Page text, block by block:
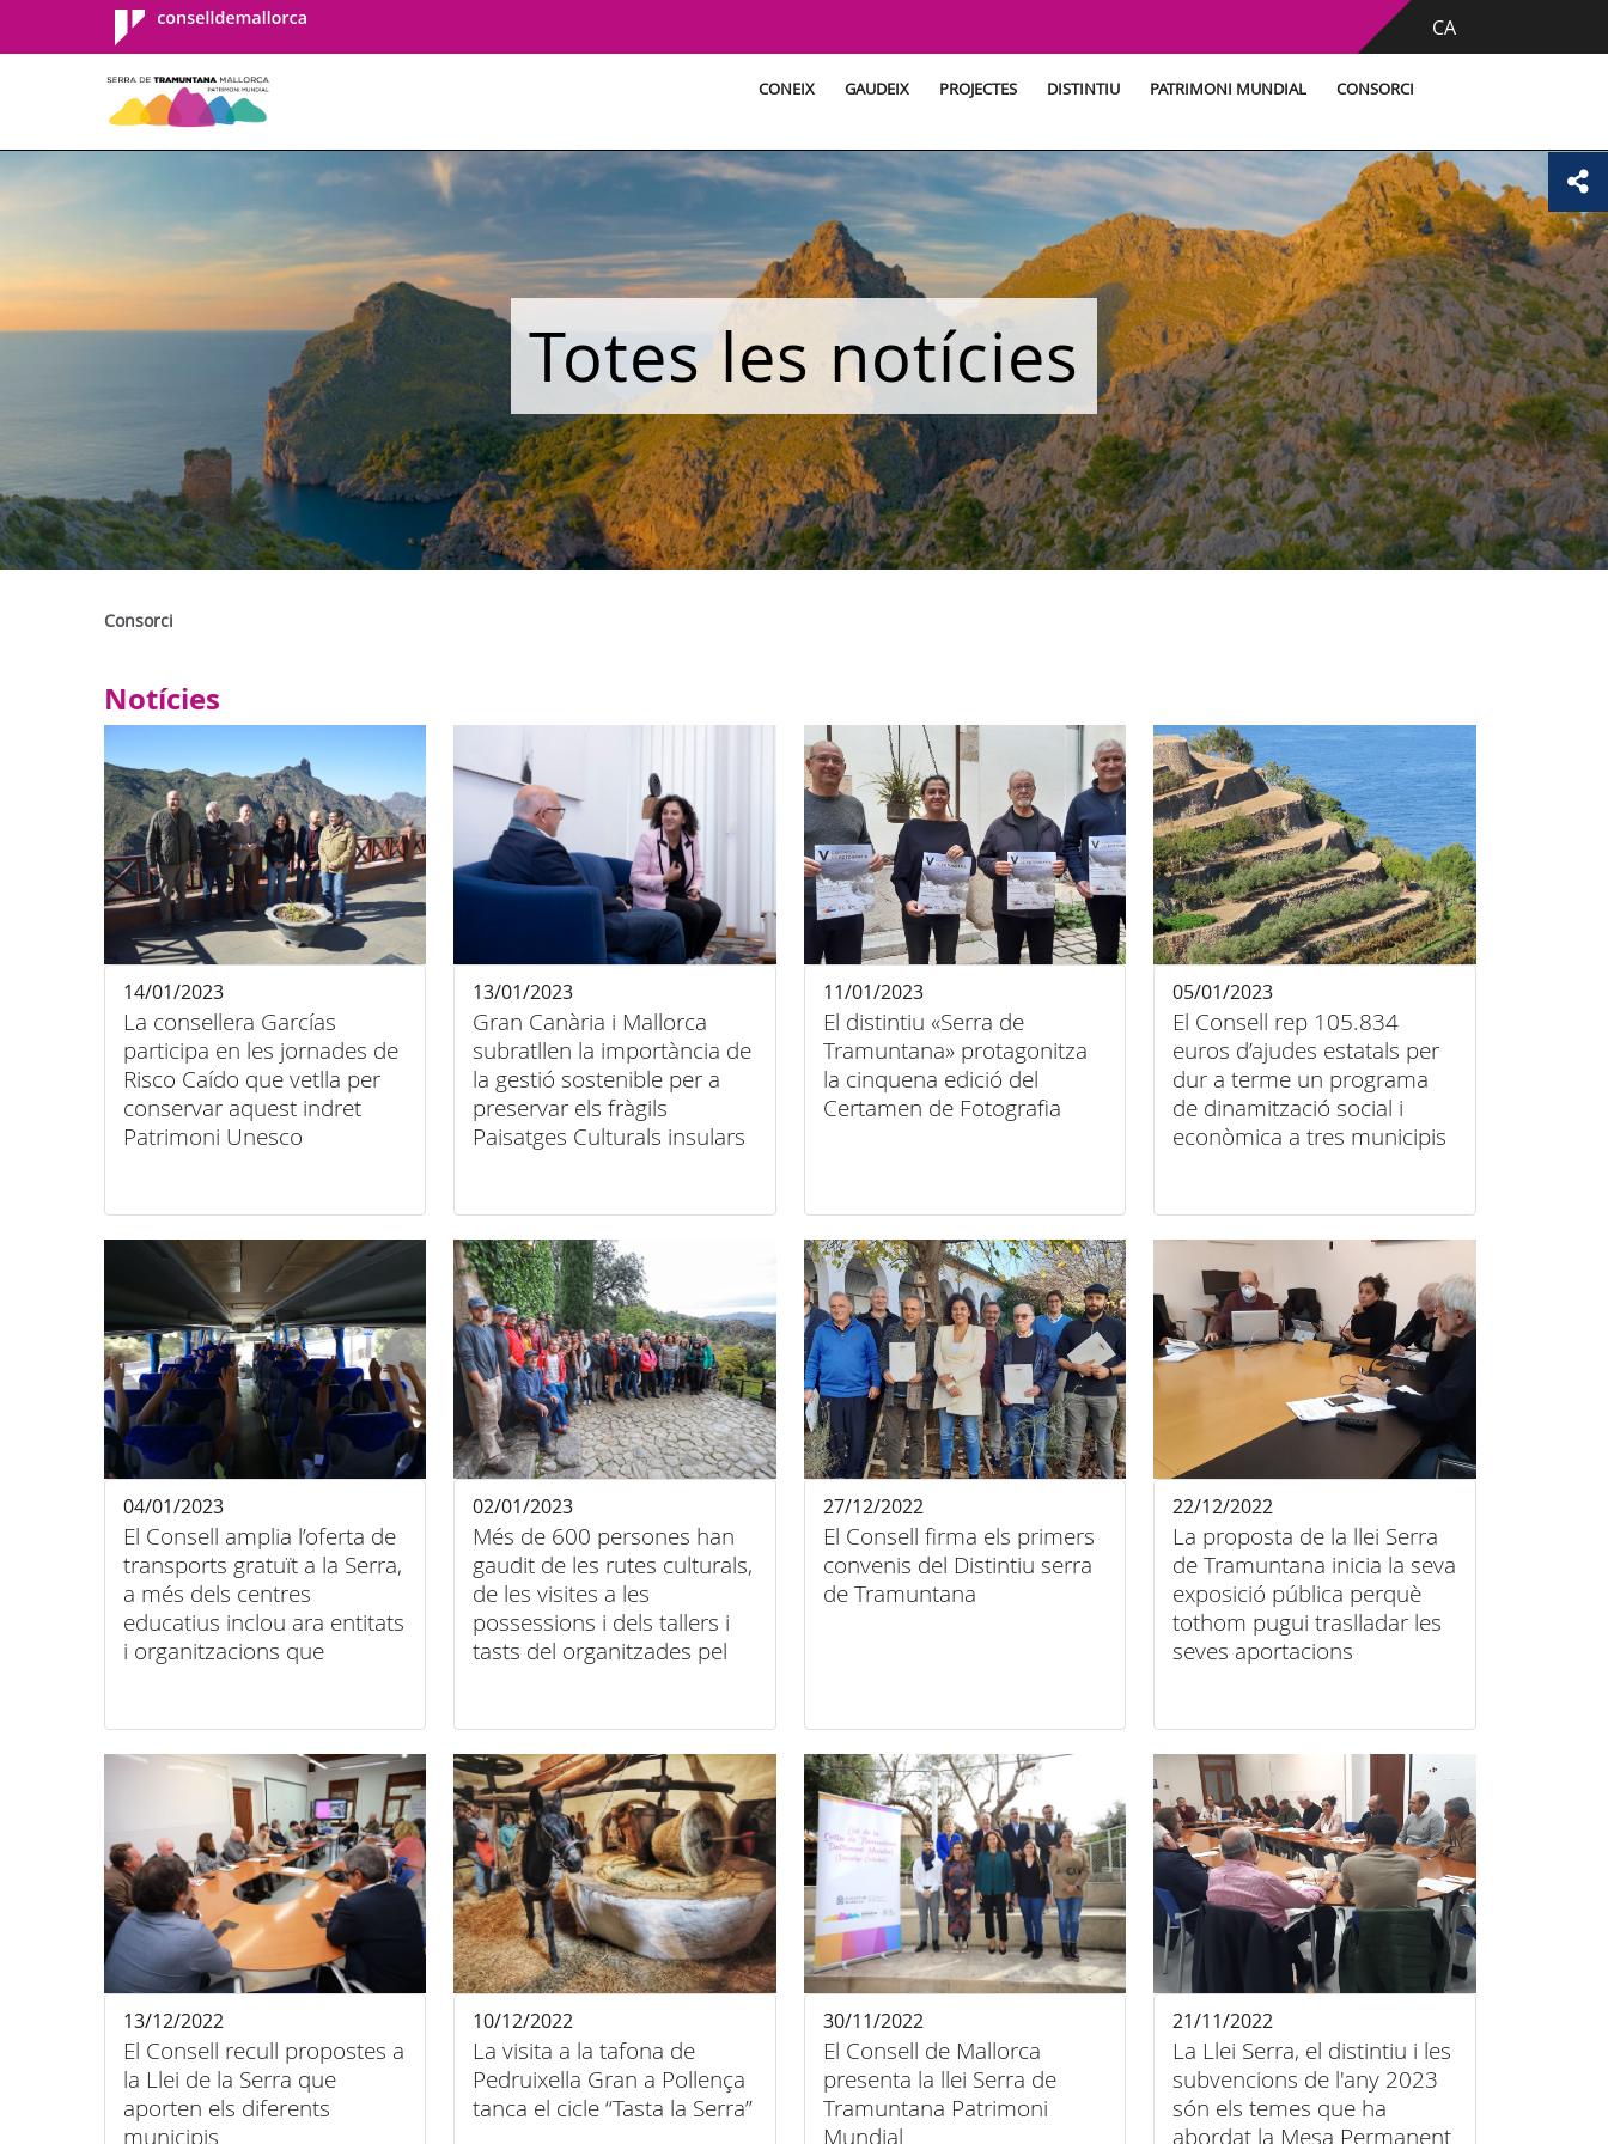
Consell de
Mallorca
CA
CONEIX GAUDEIX PROJECTES DISTINTIU PATRIMONI MUNDIAL CONSORCI
Totes les notícies
Consorci
Notícies
La consellera Garcías
participa en les jornades de
Risco Caído que vetlla per
conservar aquest indret
Patrimoni Unesco
14/01/2023
Gran Canària i Mallorca
subratllen la importància de
la gestió sostenible per a
preservar els fràgils
Paisatges Culturals insulars
13/01/2023
El distintiu «Serra de
Tramuntana» protagonitza
la cinquena edició del
Certamen de Fotografia
11/01/2023
El Consell rep 105.834
euros d’ajudes estatals per
dur a terme un programa
de dinamització social i
econòmica a tres municipis
05/01/2023
El Consell amplia l’oferta de
transports gratuït a la Serra,
a més dels centres
educatius inclou ara entitats
i organitzacions que
04/01/2023
Més de 600 persones han
gaudit de les rutes culturals,
de les visites a les
possessions i dels tallers i
tasts del organitzades pel
Tramuntana durant el 2022
02/01/2023
El Consell firma els primers
convenis del Distintiu serra
de Tramuntana
27/12/2022
La proposta de la llei Serra
de Tramuntana inicia la seva
exposició pública perquè
tothom pugui traslladar les
seves aportacions
22/12/2022
El Consell recull propostes a
la Llei de la Serra que
aporten els diferents
municipis
13/12/2022
La visita a la tafona de
Pedruixella Gran a Pollença
tanca el cicle “Tasta la Serra”
10/12/2022
El Consell de Mallorca
presenta la llei Serra de
Tramuntana Patrimoni
Mundial
30/11/2022
La Llei Serra, el distintiu i les
subvencions de l'any 2023
són els temes que ha
abordat la Mesa Permanent
21/11/2022